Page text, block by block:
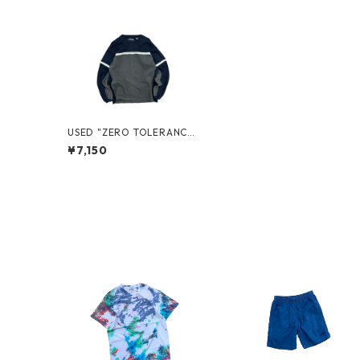
USED "ZERO TOLERANCE"
CUT SEW
¥7,150